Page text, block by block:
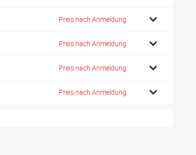
Preis nach Anmeldung
Preis nach Anmeldung
Preis nach Anmeldung
Preis nach Anmeldung